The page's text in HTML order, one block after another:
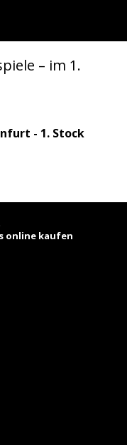
– im 1.
- 1. Stock
online kaufen